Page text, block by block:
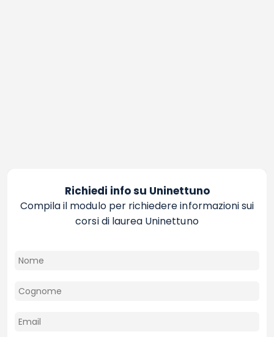
Richiedi info su Uninettuno
Compila il modulo per richiedere informazioni sui
corsi di laurea Uninettuno